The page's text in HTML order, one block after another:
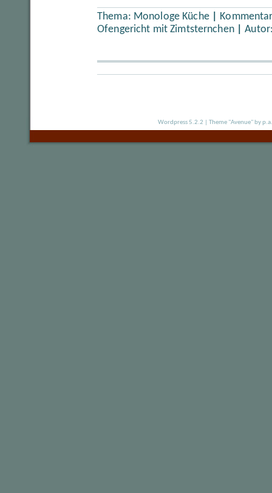
Thema: Monologe Küche
Ofengericht mit Zimtsternchen|
Wordpress 5.2.2 Theme "Avenue" by